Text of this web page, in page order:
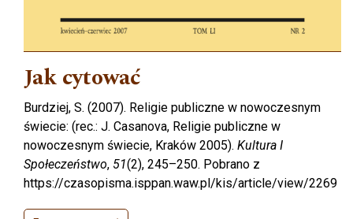
Jak cytować
Burdziej, S. (2007). Religie publiczne w nowoczesnym
świecie: (rec.: J. Casanova, Religie publiczne w
nowoczesnym świecie, Kraków 2005). Kultura I
Społeczeństwo, 51(2), 245–250. Pobrano z
https://czasopisma.isppan.waw.pl/kis/article/view/2269